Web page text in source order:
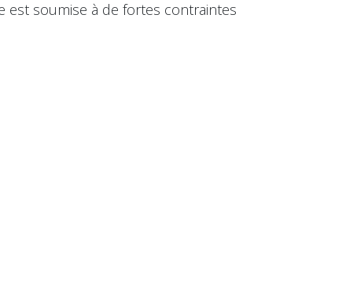
est soumise à de fortes contraintes